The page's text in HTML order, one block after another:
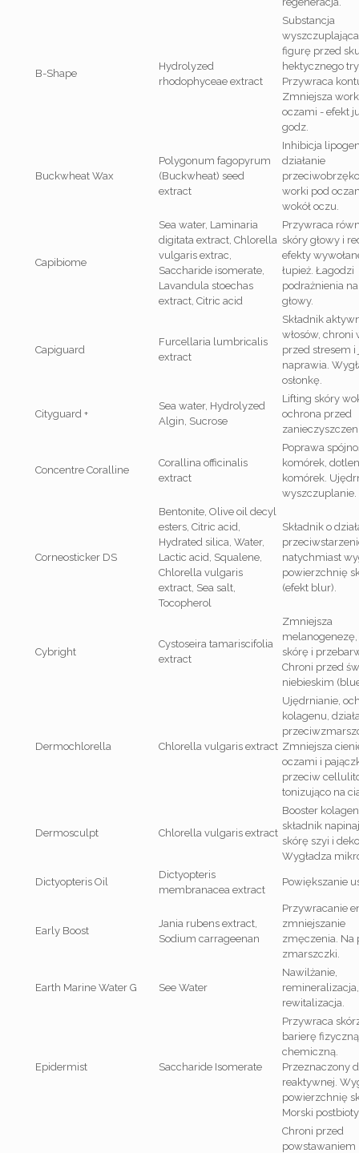
B-Shape
Hydrolyzed
rhodophyceae extract
Substancja
figurę przed
hektycznego
Przywraca
Zmniejsza
oczami - efekt
godz.
Buckwheat Wax
Polygonum fagopyrum
(Buckwheat) seed
extract
Inhibicja
działanie
worki pod
wokół oczu.
Capibiome
Sea water, Laminaria
digitata extract, Chlorella
vulgaris extrac,
Saccharide isomerate,
Lavandula stoechas
extract, Citric acid
Przywraca
skóry głowy i
efekty
łupież. Łagodzi
podrażnienia
głowy.
Capiguard
Furcellaria lumbricalis
extract
Składnik
włosów, chroni
przed stresem i
naprawia.
osłonkę.
Cityguard +
Sea water, Hydrolyzed
Algin, Sucrose
Lifting skóry
ochrona przed
Concentre Coralline
Corallina officinalis
extract
Poprawa
komórek,
komórek.
wyszczuplanie.
Corneosticker DS
Bentonite, Olive oil decyl
esters, Citric acid,
Hydrated silica, Water,
Lactic acid, Squalene,
Chlorella vulgaris
extract, Sea salt,
Tocopherol
Składnik o
natychmiast
powierzchnię
(efekt blur).
Cybright
Cystoseira tamariscifolia
extract
Zmniejsza
skórę i
Chroni przed
niebieskim
Dermochlorella Chlorella vulgaris extract
Ujędrnianie,
kolagenu,
Zmniejsza
oczami i
przeciw
tonizująco na
Dermosculpt Chlorella vulgaris extract
Booster
składnik
skórę szyi i
Wygładza
Dictyopteris Oil
Dictyopteris
membranacea extract
Powiększanie
Early Boost
Jania rubens extract,
Sodium carrageenan
Przywracanie
zmniejszanie
zmęczenia. Na
zmarszczki.
Earth Marine Water G See Water
Nawilżanie,
remineralizacja,
rewitalizacja.
Epidermist Saccharide Isomerate
Przywraca
barierę
chemiczną.
Przeznaczony
reaktywnej.
powierzchnię
Morski
Chroni przed
powstawaniem